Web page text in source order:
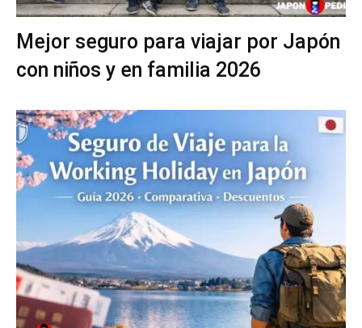
Mejor seguro para viajar por Japón
con niños y en familia 2026